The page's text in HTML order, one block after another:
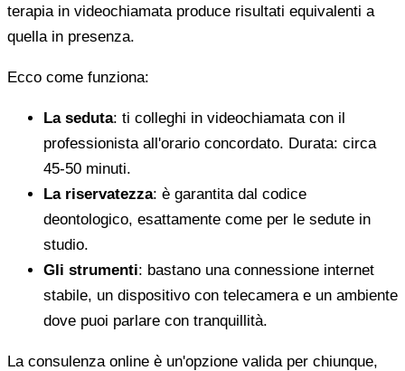
terapia in videochiamata produce risultati equivalenti a
quella in presenza.
Ecco come funziona:
La seduta: ti colleghi in videochiamata con il
professionista all'orario concordato. Durata: circa
45-50 minuti.
La riservatezza: è garantita dal codice
deontologico, esattamente come per le sedute in
studio.
Gli strumenti: bastano una connessione internet
stabile, un dispositivo con telecamera e un ambiente
dove puoi parlare con tranquillità.
La consulenza online è un'opzione valida per chiunque,